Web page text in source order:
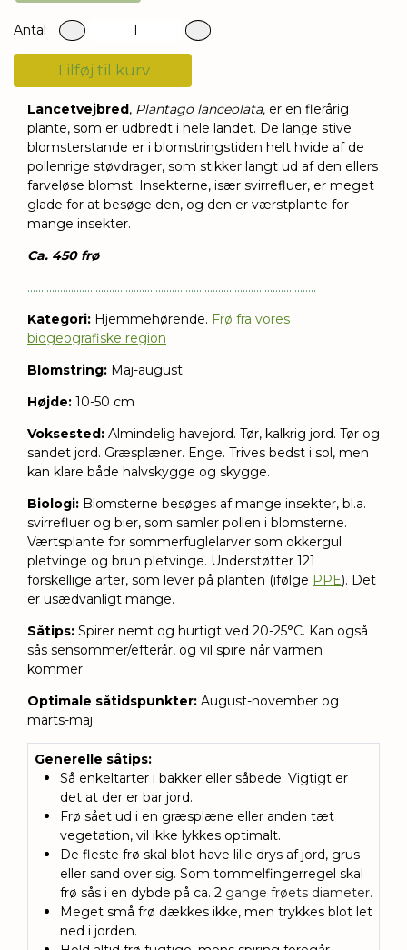
Antal
Tilføj til kurv
Lancetvejbred, Plantago lanceolata, er en flerårig
plante, som er udbredt i hele landet. De lange stive
blomsterstande er i blomstringstiden helt hvide af de
pollenrige støvdrager, som stikker langt ud af den ellers
farveløse blomst. Insekterne, især svirrefluer, er meget
glade for at besøge den, og den er værstplante for
mange insekter.
Ca. 450 frø
..........................................................................................................
Kategori: Hjemmehørende. Frø fra vores
biogeografiske region
Blomstring: Maj-august
Højde: 10-50 cm
Voksested: Almindelig havejord. Tør, kalkrig jord. Tør og
sandet jord. Græsplæner. Enge. Trives bedst i sol, men
kan klare både halvskygge og skygge.
Biologi: Blomsterne besøges af mange insekter, bl.a.
svirrefluer og bier, som samler pollen i blomsterne.
Værtsplante for sommerfuglelarver som okkergul
pletvinge og brun pletvinge. Understøtter 121
forskellige arter, som lever på planten (ifølge PPE). Det
er usædvanligt mange.
Såtips: Spirer nemt og hurtigt ved 20-25°C. Kan også
sås sensommer/efterår, og vil spire når varmen
kommer.
Optimale såtidspunkter: August-november og
marts-maj
Generelle såtips:
Så enkeltarter i bakker eller såbede. Vigtigt er
det at der er bar jord.
Frø sået ud i en græsplæne eller anden tæt
vegetation, vil ikke lykkes optimalt.
De fleste frø skal blot have lille drys af jord, grus
eller sand over sig. Som tommelfingerregel skal
frø sås i en dybde på ca. 2 gange frøets diameter.
Meget små frø dækkes ikke, men trykkes blot let
ned i jorden.